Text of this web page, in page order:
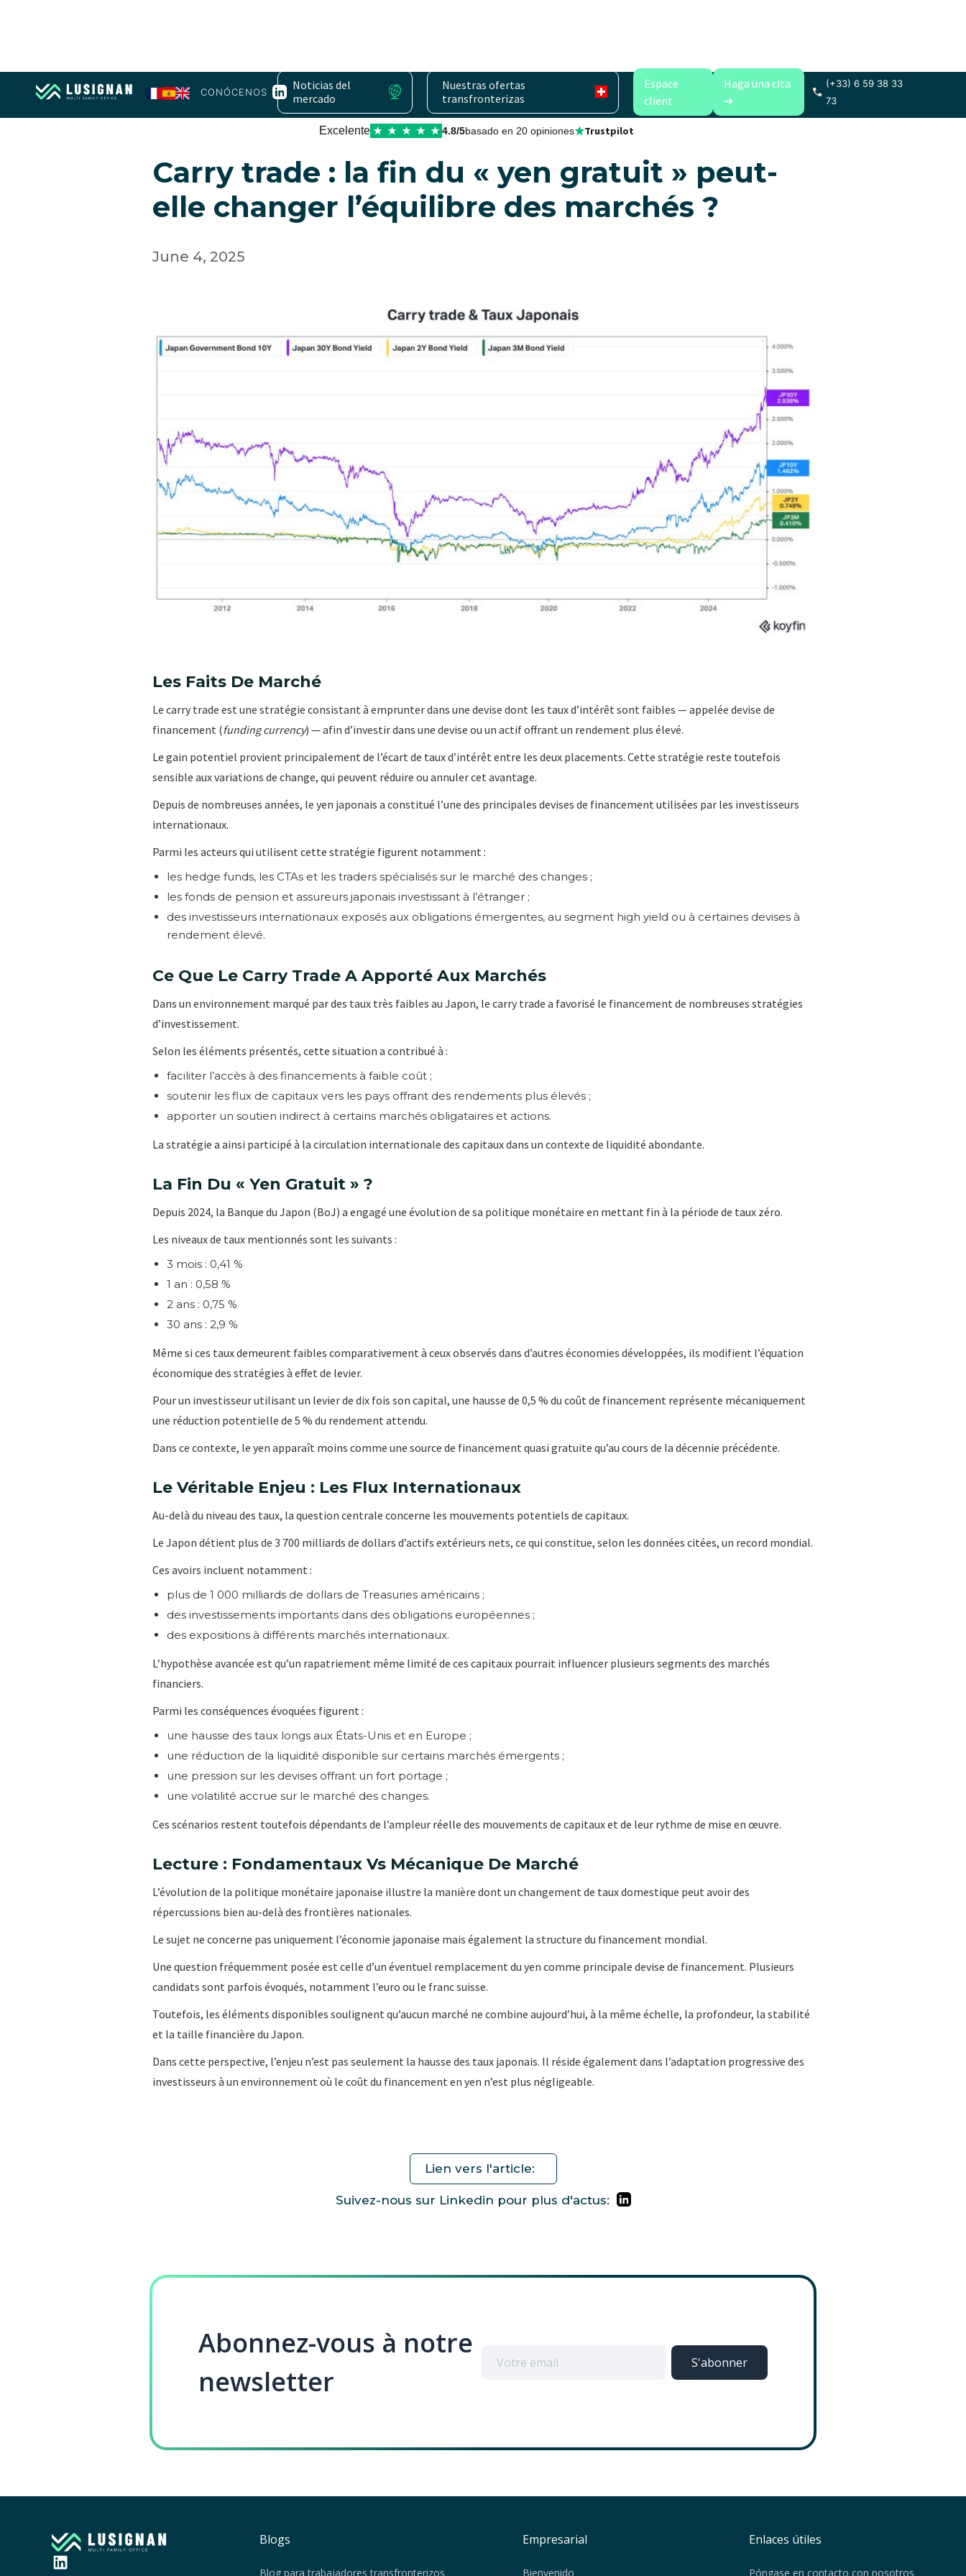
CONÓCENOS
(+33) 6 59 38 33
73
Noticias del
mercado
Nuestras ofertas
transfronterizas
Espace
client
Haga una cita
➜
Excelente ★ ★ ★ ★ ★ 4.8/5basado en 20 opiniones★Trustpilot
Taux, banques centrales, devises
Carry trade : la fin du « yen gratuit » peut-
elle changer l’équilibre des marchés ?
June 4, 2025
Les Faits De Marché
Le carry trade est une stratégie consistant à emprunter dans une devise dont les taux d’intérêt sont faibles — appelée devise de
financement (funding currency) — afin d’investir dans une devise ou un actif offrant un rendement plus élevé.
Le gain potentiel provient principalement de l’écart de taux d’intérêt entre les deux placements. Cette stratégie reste toutefois
sensible aux variations de change, qui peuvent réduire ou annuler cet avantage.
Depuis de nombreuses années, le yen japonais a constitué l’une des principales devises de financement utilisées par les investisseurs
internationaux.
Parmi les acteurs qui utilisent cette stratégie figurent notamment :
les hedge funds, les CTAs et les traders spécialisés sur le marché des changes ;
les fonds de pension et assureurs japonais investissant à l’étranger ;
des investisseurs internationaux exposés aux obligations émergentes, au segment high yield ou à certaines devises à
rendement élevé.
Ce Que Le Carry Trade A Apporté Aux Marchés
Dans un environnement marqué par des taux très faibles au Japon, le carry trade a favorisé le financement de nombreuses stratégies
d’investissement.
Selon les éléments présentés, cette situation a contribué à :
faciliter l’accès à des financements à faible coût ;
soutenir les flux de capitaux vers les pays offrant des rendements plus élevés ;
apporter un soutien indirect à certains marchés obligataires et actions.
La stratégie a ainsi participé à la circulation internationale des capitaux dans un contexte de liquidité abondante.
La Fin Du « Yen Gratuit » ?
Depuis 2024, la Banque du Japon (BoJ) a engagé une évolution de sa politique monétaire en mettant fin à la période de taux zéro.
Les niveaux de taux mentionnés sont les suivants :
3 mois : 0,41 %
1 an : 0,58 %
2 ans : 0,75 %
30 ans : 2,9 %
Même si ces taux demeurent faibles comparativement à ceux observés dans d’autres économies développées, ils modifient l’équation
économique des stratégies à effet de levier.
Pour un investisseur utilisant un levier de dix fois son capital, une hausse de 0,5 % du coût de financement représente mécaniquement
une réduction potentielle de 5 % du rendement attendu.
Dans ce contexte, le yen apparaît moins comme une source de financement quasi gratuite qu’au cours de la décennie précédente.
Le Véritable Enjeu : Les Flux Internationaux
Au-delà du niveau des taux, la question centrale concerne les mouvements potentiels de capitaux.
Le Japon détient plus de 3 700 milliards de dollars d’actifs extérieurs nets, ce qui constitue, selon les données citées, un record mondial.
Ces avoirs incluent notamment :
plus de 1 000 milliards de dollars de Treasuries américains ;
des investissements importants dans des obligations européennes ;
des expositions à différents marchés internationaux.
L’hypothèse avancée est qu’un rapatriement même limité de ces capitaux pourrait influencer plusieurs segments des marchés
financiers.
Parmi les conséquences évoquées figurent :
une hausse des taux longs aux États-Unis et en Europe ;
une réduction de la liquidité disponible sur certains marchés émergents ;
une pression sur les devises offrant un fort portage ;
une volatilité accrue sur le marché des changes.
Ces scénarios restent toutefois dépendants de l’ampleur réelle des mouvements de capitaux et de leur rythme de mise en œuvre.
Lecture : Fondamentaux Vs Mécanique De Marché
L’évolution de la politique monétaire japonaise illustre la manière dont un changement de taux domestique peut avoir des
répercussions bien au-delà des frontières nationales.
Le sujet ne concerne pas uniquement l’économie japonaise mais également la structure du financement mondial.
Une question fréquemment posée est celle d’un éventuel remplacement du yen comme principale devise de financement. Plusieurs
candidats sont parfois évoqués, notamment l’euro ou le franc suisse.
Toutefois, les éléments disponibles soulignent qu’aucun marché ne combine aujourd’hui, à la même échelle, la profondeur, la stabilité
et la taille financière du Japon.
Dans cette perspective, l’enjeu n’est pas seulement la hausse des taux japonais. Il réside également dans l’adaptation progressive des
investisseurs à un environnement où le coût du financement en yen n’est plus négligeable.
Lien vers l'article:
Suivez-nous sur Linkedin pour plus d'actus:
Abonnez-vous à notre
newsletter
Blogs
Blog para trabajadores transfronterizos
Empresarial
Bienvenido
Enlaces útiles
Póngase en contacto con nosotros